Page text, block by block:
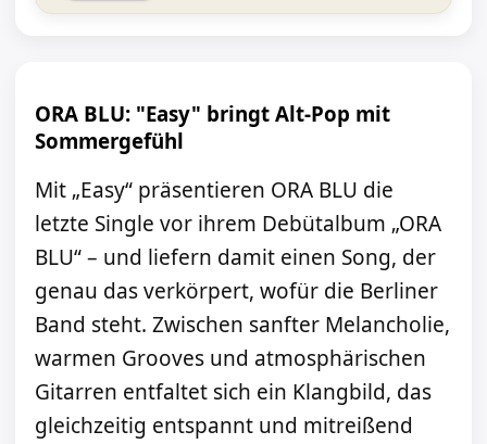
ORA BLU: "Easy" bringt Alt-Pop mit
Sommergefühl
Mit „Easy“ präsentieren ORA BLU die
letzte Single vor ihrem Debütalbum „ORA
BLU“ – und liefern damit einen Song, der
genau das verkörpert, wofür die Berliner
Band steht. Zwischen sanfter Melancholie,
warmen Grooves und atmosphärischen
Gitarren entfaltet sich ein Klangbild, das
gleichzeitig entspannt und mitreißend